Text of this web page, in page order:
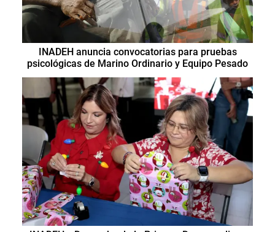
INADEH anuncia convocatorias para pruebas
psicológicas de Marino Ordinario y Equipo Pesado